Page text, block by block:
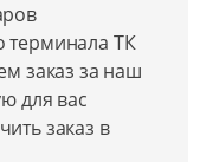
ТК
заказ за наш
для вас
заказ в